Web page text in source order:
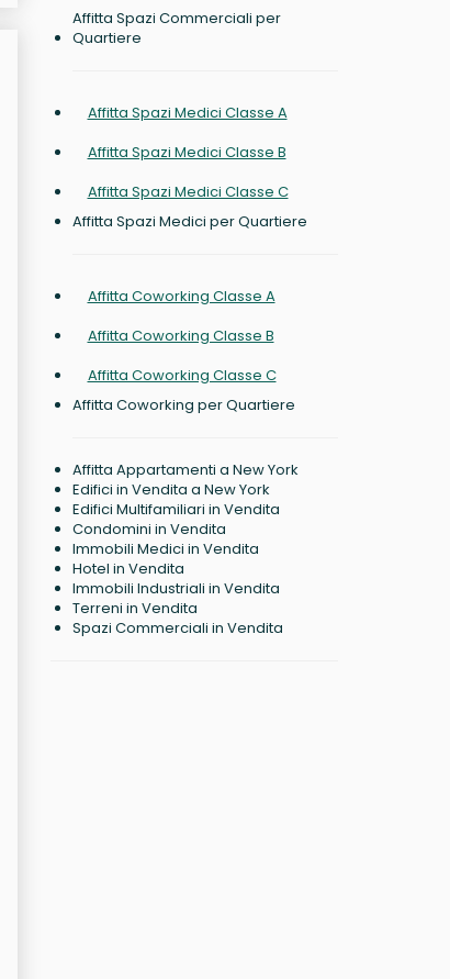
Affitta Spazi Commerciali per
Quartiere
Affitta Spazi Medici Classe A
Affitta Spazi Medici Classe B
Affitta Spazi Medici Classe C
Affitta Spazi Medici per Quartiere
Affitta Coworking Classe A
Affitta Coworking Classe B
Affitta Coworking Classe C
Affitta Coworking per Quartiere
Affitta Appartamenti a New York
Edifici in Vendita a New York
Edifici Multifamiliari in Vendita
Condomini in Vendita
Immobili Medici in Vendita
Hotel in Vendita
Immobili Industriali in Vendita
Terreni in Vendita
Spazi Commerciali in Vendita